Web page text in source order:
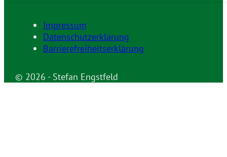
© 2026 - Stefan Engstfeld
Impressum
Datenschutzerklärung
Barrierefreiheitserklärung